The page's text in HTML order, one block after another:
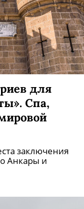
для
Спа,
заключения
Анкары и